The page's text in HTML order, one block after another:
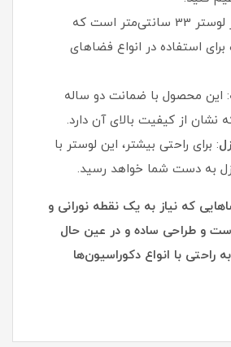
: قطر لوستر 33 سانتی‌متر است که
برای استفاده در انواع فضاهای
: این محصول با ضمانت دو ساله
از کیفیت بالای آن دارد.
: برای راحتی بیشتر، این لوستر با
به دست شما خواهد رسید.
که نیاز به یک نقطه نورانی و
است و طراحی ساده و در عین حال
با انواع دکوراسیون‌ها